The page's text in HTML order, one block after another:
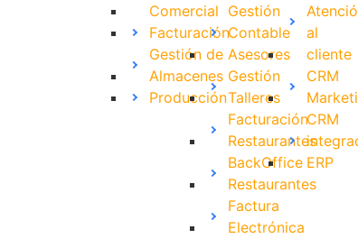
Comercial
Facturación
Gestión de
Almacenes
Producción
Gestión
Contable
Asesores
Gestión
Talleres
Facturación
Restaurantes
BackOffice
Restaurantes
Factura
Electrónica
al
cliente
CRM
CRM
ERP